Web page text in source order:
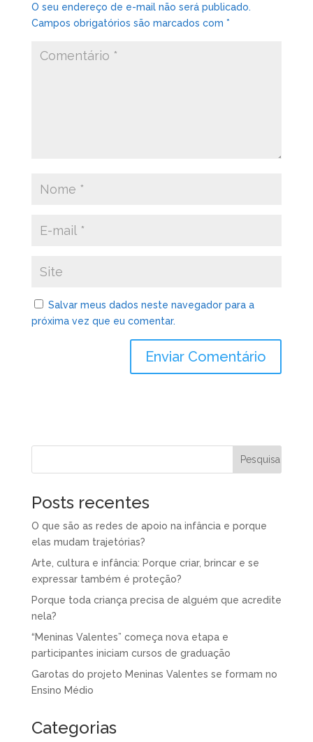
O seu endereço de e-mail não será publicado.
Campos obrigatórios são marcados com *
Salvar meus dados neste navegador para a
próxima vez que eu comentar.
Posts recentes
O que são as redes de apoio na infância e porque
elas mudam trajetórias?
Arte, cultura e infância: Porque criar, brincar e se
expressar também é proteção?
Porque toda criança precisa de alguém que acredite
nela?
“Meninas Valentes” começa nova etapa e
participantes iniciam cursos de graduação
Garotas do projeto Meninas Valentes se formam no
Ensino Médio
Categorias